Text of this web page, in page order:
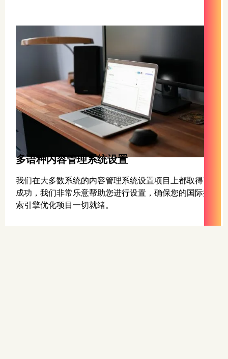
多语种内容管理系统设置
我们在大多数系统的内容管理系统设置项目上都取得了
成功，我们非常乐意帮助您进行设置，确保您的国际搜
索引擎优化项目一切就绪。